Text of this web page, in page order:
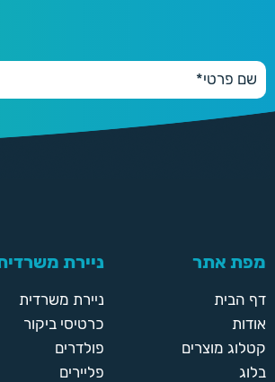
מפת אתר
דף הבית
אודות
קטלוג מוצרים
בלוג
ניירת
ניירת משרדית
כרטיסי ביקור
פולדרים
פליירים